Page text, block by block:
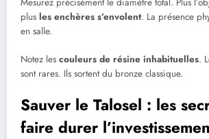
Mesurez précisément le diamètre total. Plus
plus les enchères s’envolent. La présence
en salle.
Notez les couleurs de résine inhabituelles.
sont rares. Ils sortent du bronze classique.
Sauver le Talosel : les
faire durer